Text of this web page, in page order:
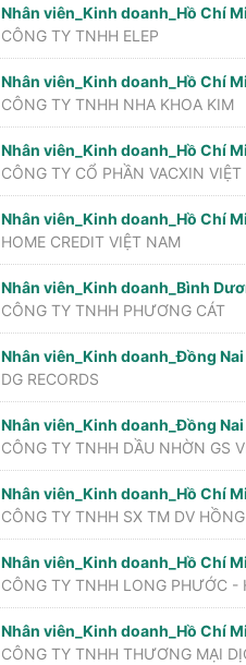
Nhân viên_Kinh doanh_Hồ Chí
CÔNG TY TNHH ELEP
Nhân viên_Kinh doanh_Hồ Chí
CÔNG TY TNHH NHA KHOA KIM
Nhân viên_Kinh doanh_Hồ Chí
Nhân viên_Kinh doanh_Hồ Chí
HOME CREDIT VIỆT NAM
Nhân viên_Kinh doanh_Bình
CÔNG TY TNHH PHƯƠNG CÁT
Nhân viên_Kinh doanh_Đồng Nai
DG RECORDS
Nhân viên_Kinh doanh_Đồng Nai
CÔNG TY TNHH DẦU NHỜN GS
Nhân viên_Kinh doanh_Hồ Chí
CÔNG TY TNHH SX TM DV
Nhân viên_Kinh doanh_Hồ Chí
CÔNG TY TNHH LONG PHƯỚC -
Nhân viên_Kinh doanh_Hồ Chí
CÔNG TY TNHH THƯƠNG MẠI